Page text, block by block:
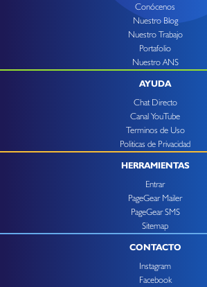
Conócenos
Nuestro Blog
Nuestro Trabajo
Portafolio
Nuestro ANS
AYUDA
Chat Directo
Canal YouTube
Terminos de Uso
Politicas de Privacidad
HERRAMIENTAS
Entrar
PageGear Mailer
PageGear SMS
Sitemap
CONTACTO
Instagram
Facebook